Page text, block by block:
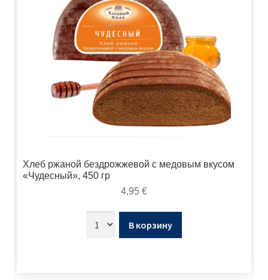
Хлеб ржаной бездрожжевой с медовым вкусом
«Чудесный», 450 гр
4,95 €
В корзину